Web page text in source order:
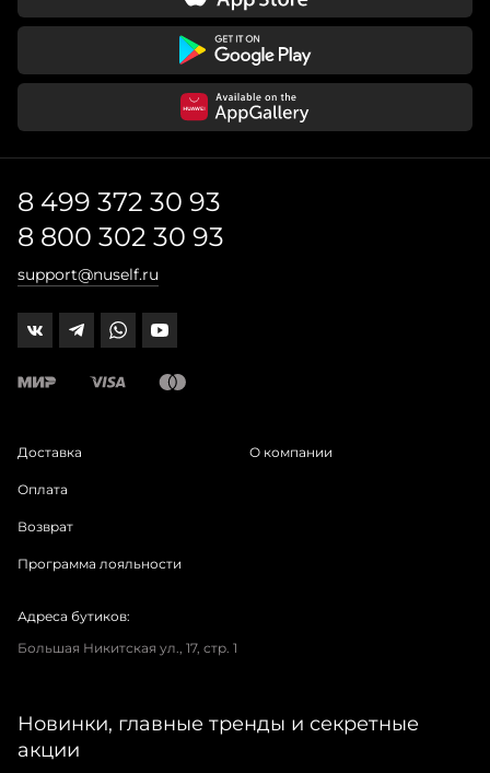
8 499 372 30 93
8 800 302 30 93
support@nuself.ru
Доставка
Оплата
Возврат
Программа лояльности
О компании
Адреса бутиков:
Большая Никитская ул., 17, стр. 1
Новинки, главные тренды и секретные
акции